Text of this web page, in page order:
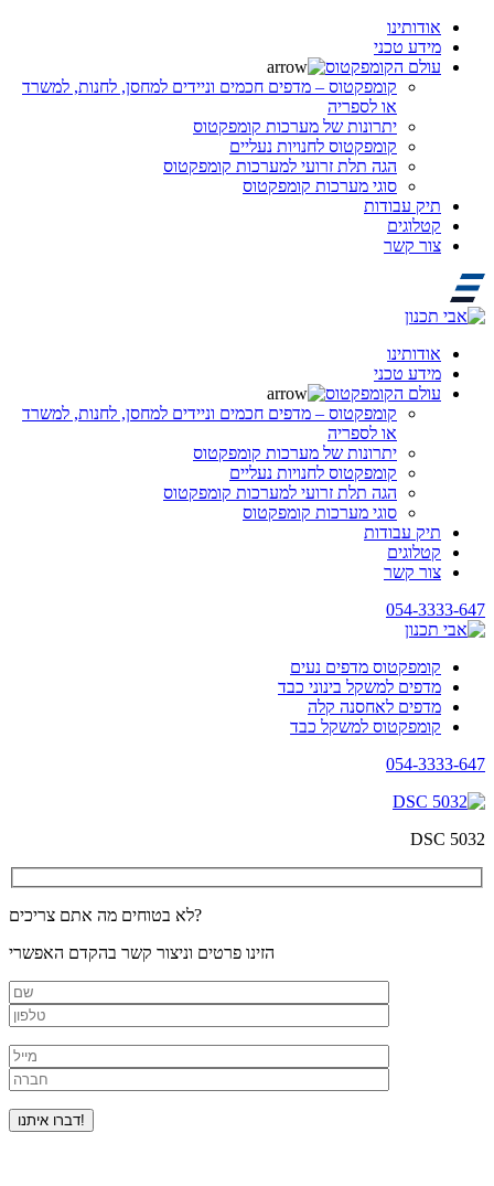
אודותינו
מידע טכני
עולם הקומפקטוס
קומפקטוס – מדפים חכמים וניידים למחסן, לחנות, למשרד
או לספריה
יתרונות של מערכות קומפקטוס
קומפקטוס לחנויות נעליים
הגה תלת זרועי למערכות קומפקטוס
סוגי מערכות קומפקטוס
תיק עבודות
קטלוגים
צור קשר
אודותינו
מידע טכני
עולם הקומפקטוס
קומפקטוס – מדפים חכמים וניידים למחסן, לחנות, למשרד
או לספריה
יתרונות של מערכות קומפקטוס
קומפקטוס לחנויות נעליים
הגה תלת זרועי למערכות קומפקטוס
סוגי מערכות קומפקטוס
תיק עבודות
קטלוגים
צור קשר
054-3333-647
קומפקטוס מדפים נעים
מדפים למשקל בינוני כבד
מדפים לאחסנה קלה
קומפקטוס למשקל כבד
054-3333-647
DSC 5032
לא בטוחים מה אתם צריכים?
הזינו פרטים וניצור קשר בהקדם האפשרי